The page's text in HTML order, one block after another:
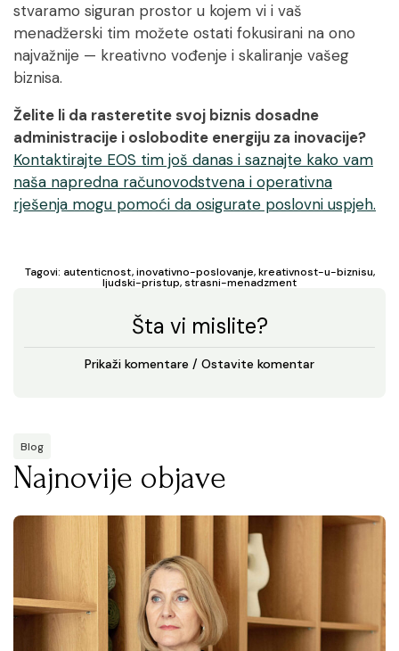
stvaramo siguran prostor u kojem vi i vaš
menadžerski tim možete ostati fokusirani na ono
najvažnije — kreativno vođenje i skaliranje vašeg
biznisa.
Želite li da rasteretite svoj biznis dosadne
administracije i oslobodite energiju za inovacije?
Kontaktirajte EOS tim još danas i saznajte kako vam
naša napredna računovodstvena i operativna
rješenja mogu pomoći da osigurate poslovni uspjeh.
Tagovi: autenticnost,inovativno-poslovanje,kreativnost-u-biznisu,
ljudski-pristup,strasni-menadzment
Šta vi mislite?
Prikaži komentare / Ostavite komentar
Blog
Najnovije objave